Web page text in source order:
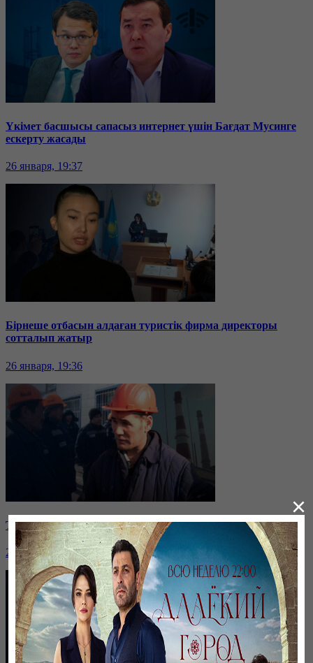
Үкімет басшысы сапасыз интернет үшін Бағдат Мусинге
ескерту жасады
26 января, 19:37
Бірнеше отбасын алдаған туристік фирма директоры
сотталып жатыр
26 января, 19:36
Таразда ТЭЦ қызметкерлері жалақы көтеруді талап етті
26 января, 19:36
×